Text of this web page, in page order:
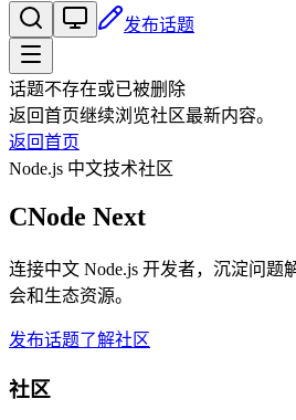
发布话题
话题不存在或已被删除
返回首页继续浏览社区最新内容。
返回首页
Node.js 中文技术社区
CNode Next
连接中文 Node.js 开发者，沉淀问题
会和生态资源。
发布话题了解社区
社区